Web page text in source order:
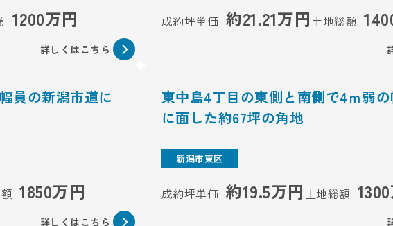
1200万円
詳しくはこちら
成約坪単価 約21.21万円 土地総額
員の新潟市道に
1850万円
詳しくはこちら
東中島4丁目の東側と南側で4ｍ弱
に面した約67坪の角地
新潟市東区
成約坪単価 約19.5万円 土地総額